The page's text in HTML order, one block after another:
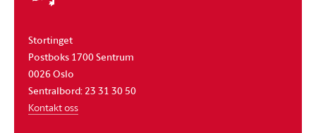
Stortinget
Postboks 1700 Sentrum
0026 Oslo
Sentralbord: 23 31 30 50
Kontakt oss